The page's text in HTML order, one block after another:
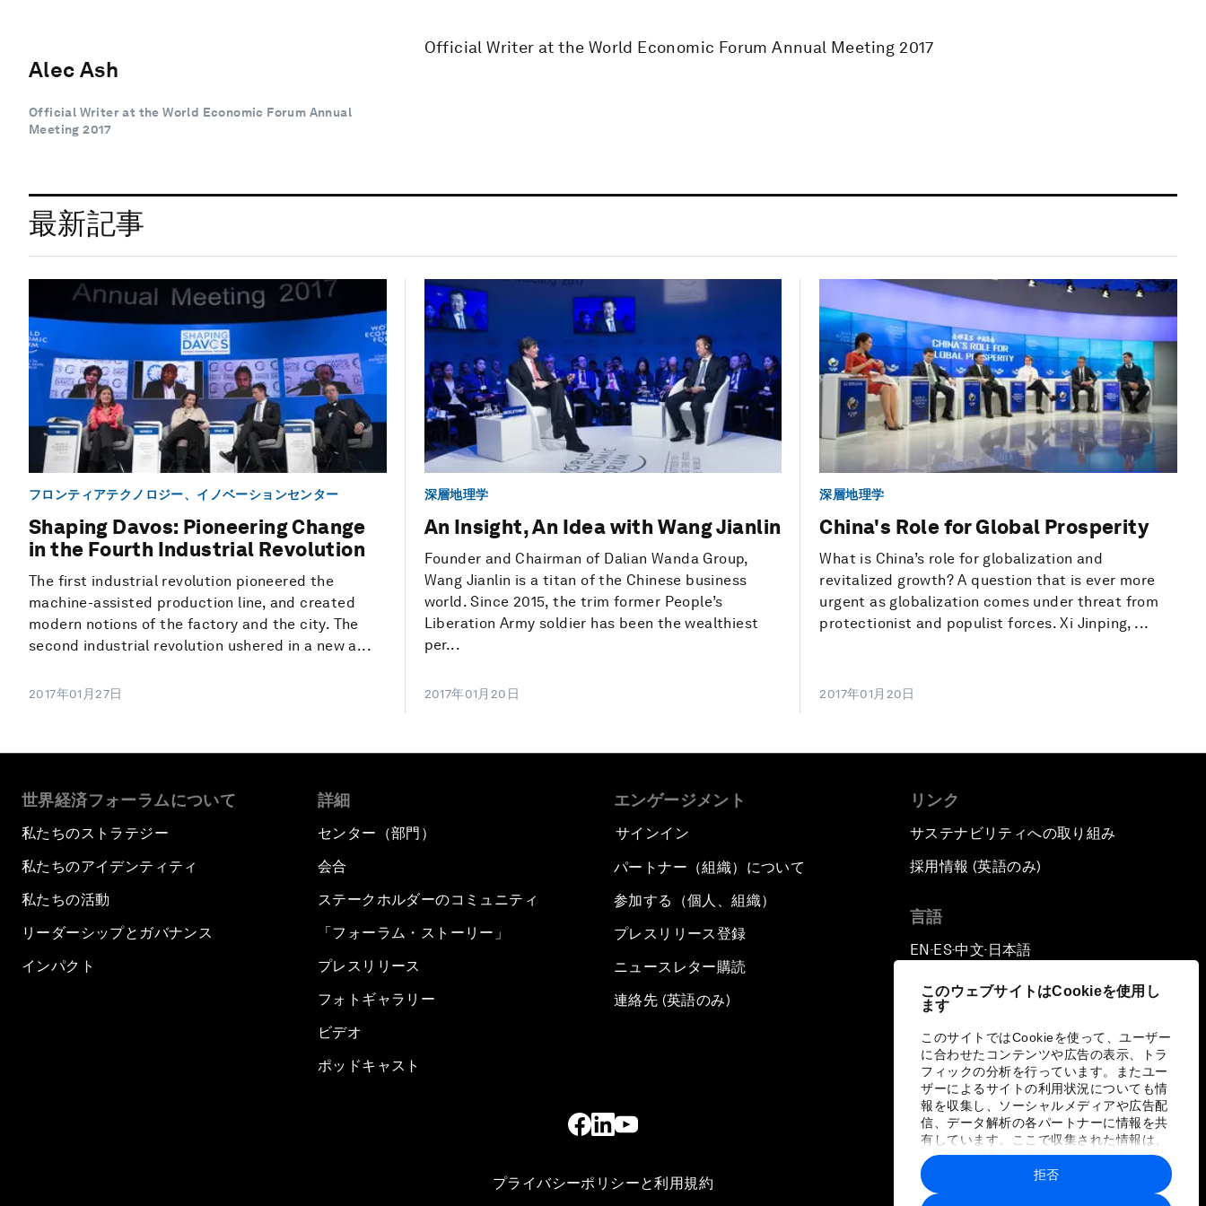
このウェブサイトはCookieを使用し
ます
このサイトではCookieを使って、ユーザー
に合わせたコンテンツや広告の表示、トラ
フィックの分析を行っています。またユー
ザーによるサイトの利用状況についても情
報を収集し、ソーシャルメディアや広告配
信、データ解析の各パートナーに情報を共
有しています。ここで収集された情報は、
ユーザーが各パートナーに提供した他の情
報や各パートナーのサービスを使用した際
に収集された情報と組み合わされ、各パー
拒否
Alec Ash
Official Writer at the World Economic Forum Annual
Meeting 2017
Official Writer at the World Economic Forum Annual Meeting 2017
最新記事
フロンティアテクノロジー、イノベーションセンター
Shaping Davos: Pioneering Change
in the Fourth Industrial Revolution
The first industrial revolution pioneered the
machine-assisted production line, and created
modern notions of the factory and the city. The
second industrial revolution ushered in a new a...
2017年01月27日
深層地理学
An Insight, An Idea with Wang Jianlin
Founder and Chairman of Dalian Wanda Group,
Wang Jianlin is a titan of the Chinese business
world. Since 2015, the trim former People’s
Liberation Army soldier has been the wealthiest
per...
2017年01月20日
深層地理学
China's Role for Global Prosperity
What is China’s role for globalization and
revitalized growth? A question that is ever more
urgent as globalization comes under threat from
protectionist and populist forces. Xi Jinping, ...
2017年01月20日
世界経済フォーラムについて
私たちのストラテジー
私たちのアイデンティティ
私たちの活動
リーダーシップとガバナンス
インパクト
詳細
センター（部門）
会合
ステークホルダーのコミュニティ
「フォーラム・ストーリー」
プレスリリース
フォトギャラリー
ビデオ
ポッドキャスト
エンゲージメント
サインイン
パートナー（組織）について
参加する（個人、組織）
プレスリリース登録
ニュースレター購読
連絡先 (英語のみ)
リンク
サステナビリティへの取り組み
採用情報 (英語のみ)
言語
EN ▪ ES▪中文▪ 日本語
プライバシーポリシーと利用規約